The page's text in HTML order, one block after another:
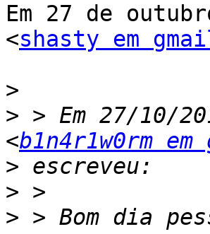
Em 27 de
<shasty em
>
> > Em 27/10/
<b1n4r1w0rm
>
>
>